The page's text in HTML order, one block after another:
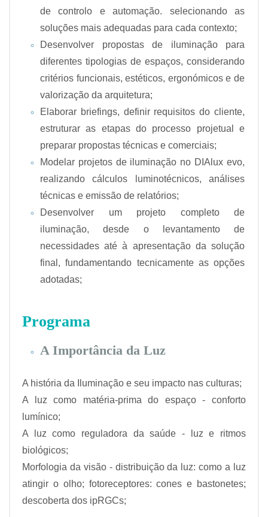
de controlo e automação. selecionando as
soluções mais adequadas para cada contexto;
Desenvolver propostas de iluminação para
diferentes tipologias de espaços, considerando
critérios funcionais, estéticos, ergonómicos e de
valorização da arquitetura;
Elaborar briefings, definir requisitos do cliente,
estruturar as etapas do processo projetual e
preparar propostas técnicas e comerciais;
Modelar projetos de iluminação no DIAlux evo,
realizando cálculos luminotécnicos, análises
técnicas e emissão de relatórios;
Desenvolver um projeto completo de
iluminação, desde o levantamento de
necessidades até à apresentação da solução
final, fundamentando tecnicamente as opções
adotadas;
Programa
A Importância da Luz
A história da Iluminação e seu impacto nas culturas;
A luz como matéria-prima do espaço - conforto
lumínico;
A luz como reguladora da saúde - luz e ritmos
biológicos;
Morfologia da visão - distribuição da luz: como a luz
atingir o olho; fotoreceptores: cones e bastonetes;
descoberta dos ipRGCs;